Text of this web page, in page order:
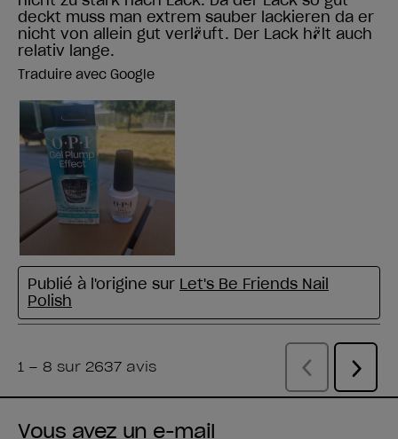
Vous avez un e-mail